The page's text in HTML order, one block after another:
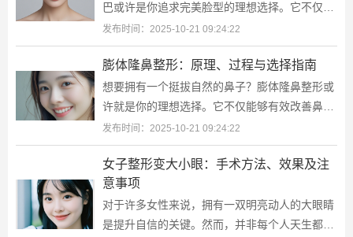
巴或许是你追求完美脸型的理想选择。它不仅能
够有效改善面部轮廓，还能带来更加自信迷人的
外观。现在就让我们一起深入了解这项
发布时间：2025-10-21 09:24:22
膨体隆鼻整形：原理、过程与选择指南
想要拥有一个挺拔自然的鼻子？膨体隆鼻整形或
许就是你的理想选择。它不仅能够有效改善鼻部
形态，而且效果持久自然。接下来，让我们一起
深入了解膨体隆鼻整形的方方面面吧！
发布时间：2025-10-21 09:24:22
女子整形变大小眼：手术方法、效果及注
意事项
对于许多女性来说，拥有一双明亮动人的大眼睛
是提升自信的关键。然而，并非每个人天生都能